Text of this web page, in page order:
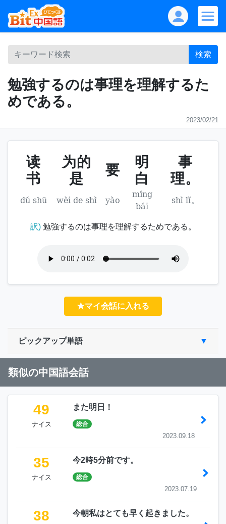
検索
勉強するのは事理を理解するた
めである。
2023/02/21
读
书
为的
是
要
明
白
事
理。
dú shū wèi de shì yào
míng
bái
shì lǐ。
訳)勉強するのは事理を理解するためである。
★マイ会話に入れる
ピックアップ単語
類似の中国語会話
49
ナイス
また明日！
総合
2023.09.18
35
ナイス
今2時5分前です。
総合
2023.07.19
38 今朝私はとても早く起きました。